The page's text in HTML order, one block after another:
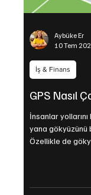
GPS Nasıl
İnsanlar
yana gökyüzünü
Özellikle de
İş & Finans
Aybüke Er
10 Tem